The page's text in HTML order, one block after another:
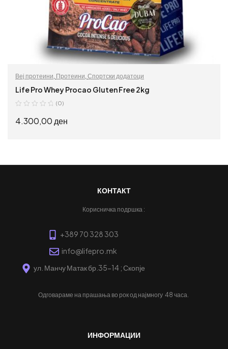
Веј протеини, Протеини, Спортски додатоци
Life Pro Whey Procao Gluten Free 2kg
(0)
4.300,00 ден
КОНТАКТ
Корисничка подршка :
+389 70 328 303
info@lifepro.mk
ул. Манчу Матак бр.35-14 ; Скопје
Одговараме на прашања во рок од најмногу 48 часа.
ИНФОРМАЦИИ